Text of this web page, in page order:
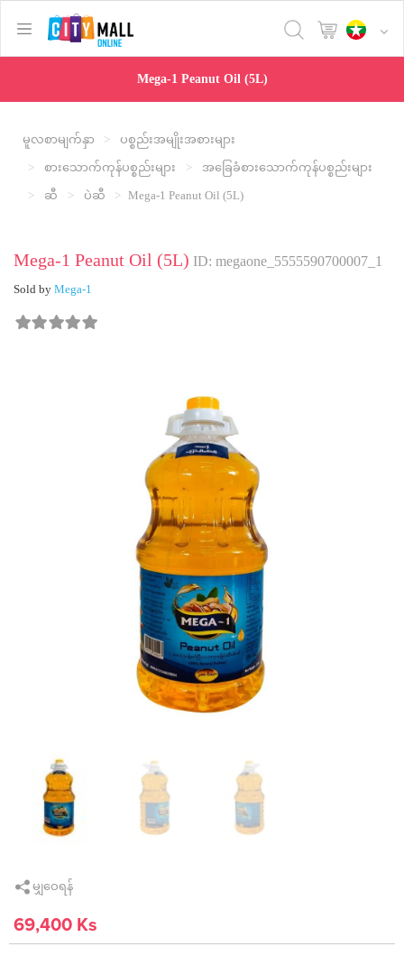
text.skipToContent
text.skipToNavigation
Mega-1 Peanut Oil (5L)
မူလစာမျက်နှာ
ပစ္စည်းအမျိုးအစားများ
စားသောက်ကုန်ပစ္စည်းများ
အခြေခံစားသောက်ကုန်ပစ္စည်းများ
ဆီ
ပဲဆီ Mega-1 Peanut Oil (5L)
Mega-1 Peanut Oil (5L)ID: megaone_5555590700007_1
Sold byMega-1
မျှဝေရန်
69,400 Ks